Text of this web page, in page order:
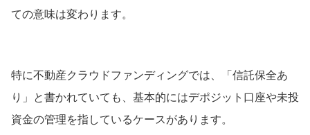
ての意味は変わります。
特に不動産クラウドファンディングでは、「信託保全あ
り」と書かれていても、基本的にはデポジット口座や未投
資金の管理を指しているケースがあります。